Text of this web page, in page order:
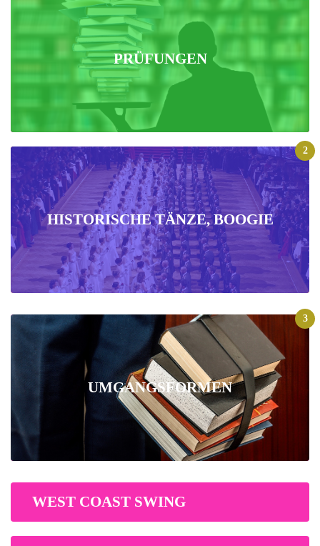
PRÜFUNGEN
HISTORISCHE TÄNZE, BOOGIE
2
UMGANGSFORMEN
3
WEST COAST SWING